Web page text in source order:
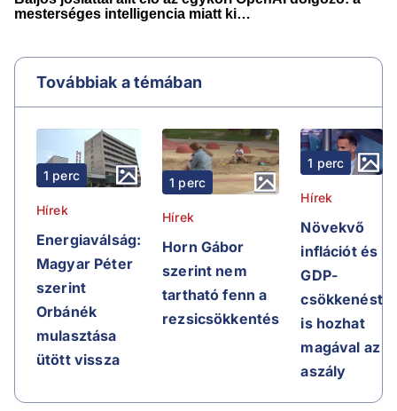
Továbbiak a témában
1 perc
Hírek
Energiaválság:
Magyar Péter
szerint
Orbánék
mulasztása
ütött vissza
1 perc
Hírek
Horn Gábor
szerint nem
tartható fenn a
rezsicsökkentés
1 perc
Hírek
Növekvő
inflációt és
GDP-
csökkenést
is hozhat
magával az
aszály